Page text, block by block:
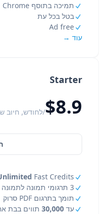
Starter
$8.9/לחודש, חיוב
Fast Credits
3 תרגומי תמונה לתמונה ליום
תומך בתרגום PDF סרוק
עד 30,000 תווים בבת
תמיכה בתוסף Chrome
בטל בכל עת
Ad free
עוד →